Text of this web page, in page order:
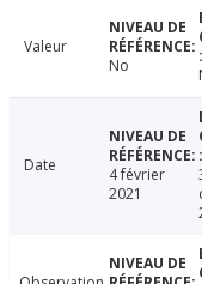
Valeur
No
Date
4 février
2021